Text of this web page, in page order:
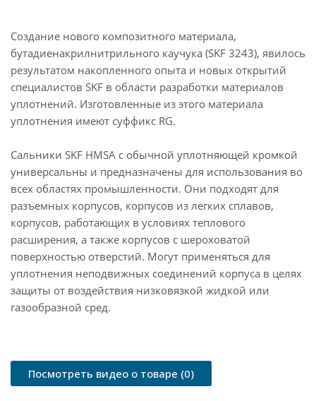
Создание нового композитного материала,
бутадиенакрилнитрильного каучука (SKF 3243), явилось
результатом накопленного опыта и новых открытий
специалистов SKF в области разработки материалов
уплотнений. Изготовленные из этого материала
уплотнения имеют суффикс RG.
Сальники SKF HMSA с обычной уплотняющей кромкой
универсальны и предназначены для использования во
всех областях промышленности. Они подходят для
разъемных корпусов, корпусов из легких сплавов,
корпусов, работающих в условиях теплового
расширения, а также корпусов с шероховатой
поверхностью отверстий. Могут применяться для
уплотнения неподвижных соединений корпуса в целях
защиты от воздействия низковязкой жидкой или
газообразной сред.
Посмотреть видео о товаре (0)